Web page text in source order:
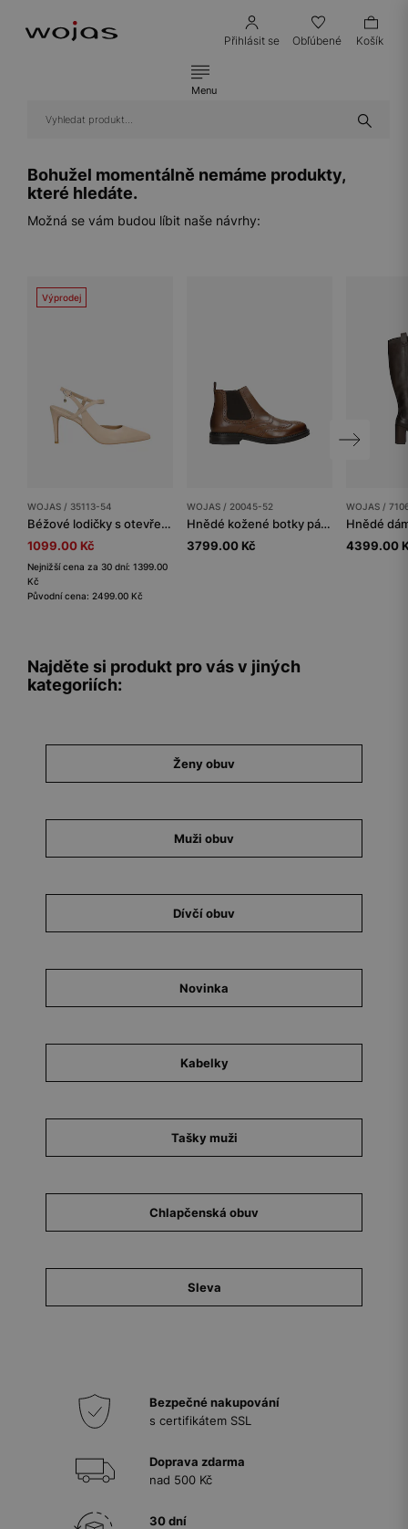
Přihlásit se Obľúbené Košík
Menu
Bohužel momentálně nemáme produkty,
které hledáte.
Možná se vám budou líbit naše návrhy:
Výprodej
WOJAS / 35113-54
Béžové lodičky s otevřenou patou a jehlového typu podpatkem
1099.00 Kč
Nejnižší cena za 30 dní: 1399.00
Kč
Původní cena: 2499.00 Kč
WOJAS / 20045-52
Hnědé kožené botky pánské se zipem
3799.00 Kč
WOJAS /
4399.00
Najděte si produkt pro vás v jiných
kategoriích:
Ženy obuv
Muži obuv
Dívčí obuv
Novinka
Kabelky
Tašky muži
Chlapčenská obuv
Sleva
Bezpečné nakupování
s certifikátem SSL
Doprava zdarma
nad 500 Kč
30 dní